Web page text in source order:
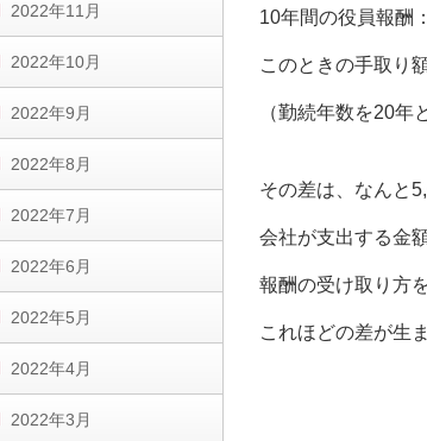
2022年11月
2022年10月
2022年9月
2022年8月
2022年7月
2022年6月
2022年5月
2022年4月
2022年3月
10年間の役員報酬
このときの手取り額
（勤続年数を20年
その差は、なんと
会社が支出する金
報酬の受け取り方
これほどの差が生